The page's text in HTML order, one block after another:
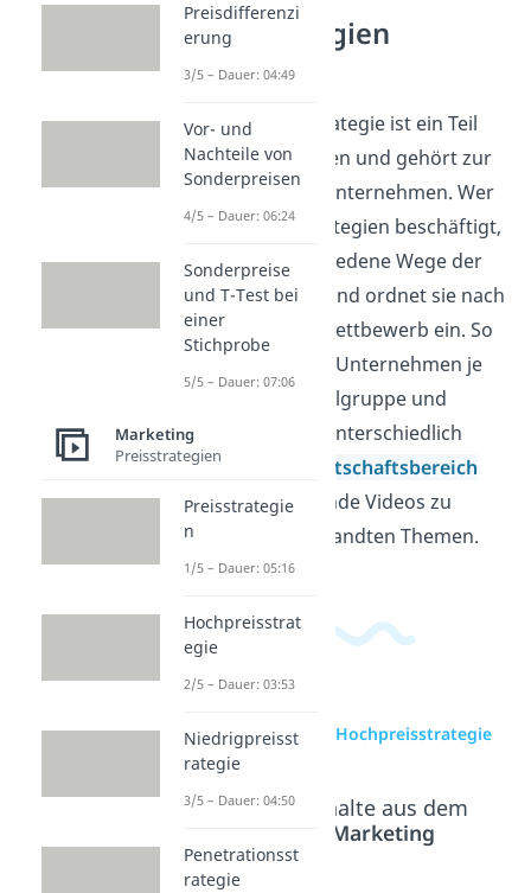
Preisstrategien
verstehen
Die Hochpreisstrategie ist ein Teil
der Preisstrategien und gehört zur
Preispolitik von Unternehmen. Wer
sich mit Preisstrategien beschäftigt,
vergleicht verschiedene Wege der
Preisgestaltung und ordnet sie nach
Ziel, Markt und Wettbewerb ein. So
wird klar, warum Unternehmen je
nach Produkt, Zielgruppe und
Marktlage ganz unterschiedlich
vorgehen. Im
Wirtschaftsbereich
findest du passende Videos zu
diesem und verwandten Themen.
zur Videoseite: Hochpreisstrategie
Beliebte Inhalte aus dem
Marketing
Preisdifferenzi
erung
3/5 – Dauer: 04:49
Vor- und
Nachteile von
Sonderpreisen
4/5 – Dauer: 06:24
Sonderpreise
und T-Test bei
einer
Stichprobe
5/5 – Dauer: 07:06
Marketing
Preisstrategien
Preisstrategie
n
1/5 – Dauer: 05:16
Hochpreisstrat
egie
2/5 – Dauer: 03:53
Niedrigpreisst
rategie
3/5 – Dauer: 04:50
Penetrationsst
rategie